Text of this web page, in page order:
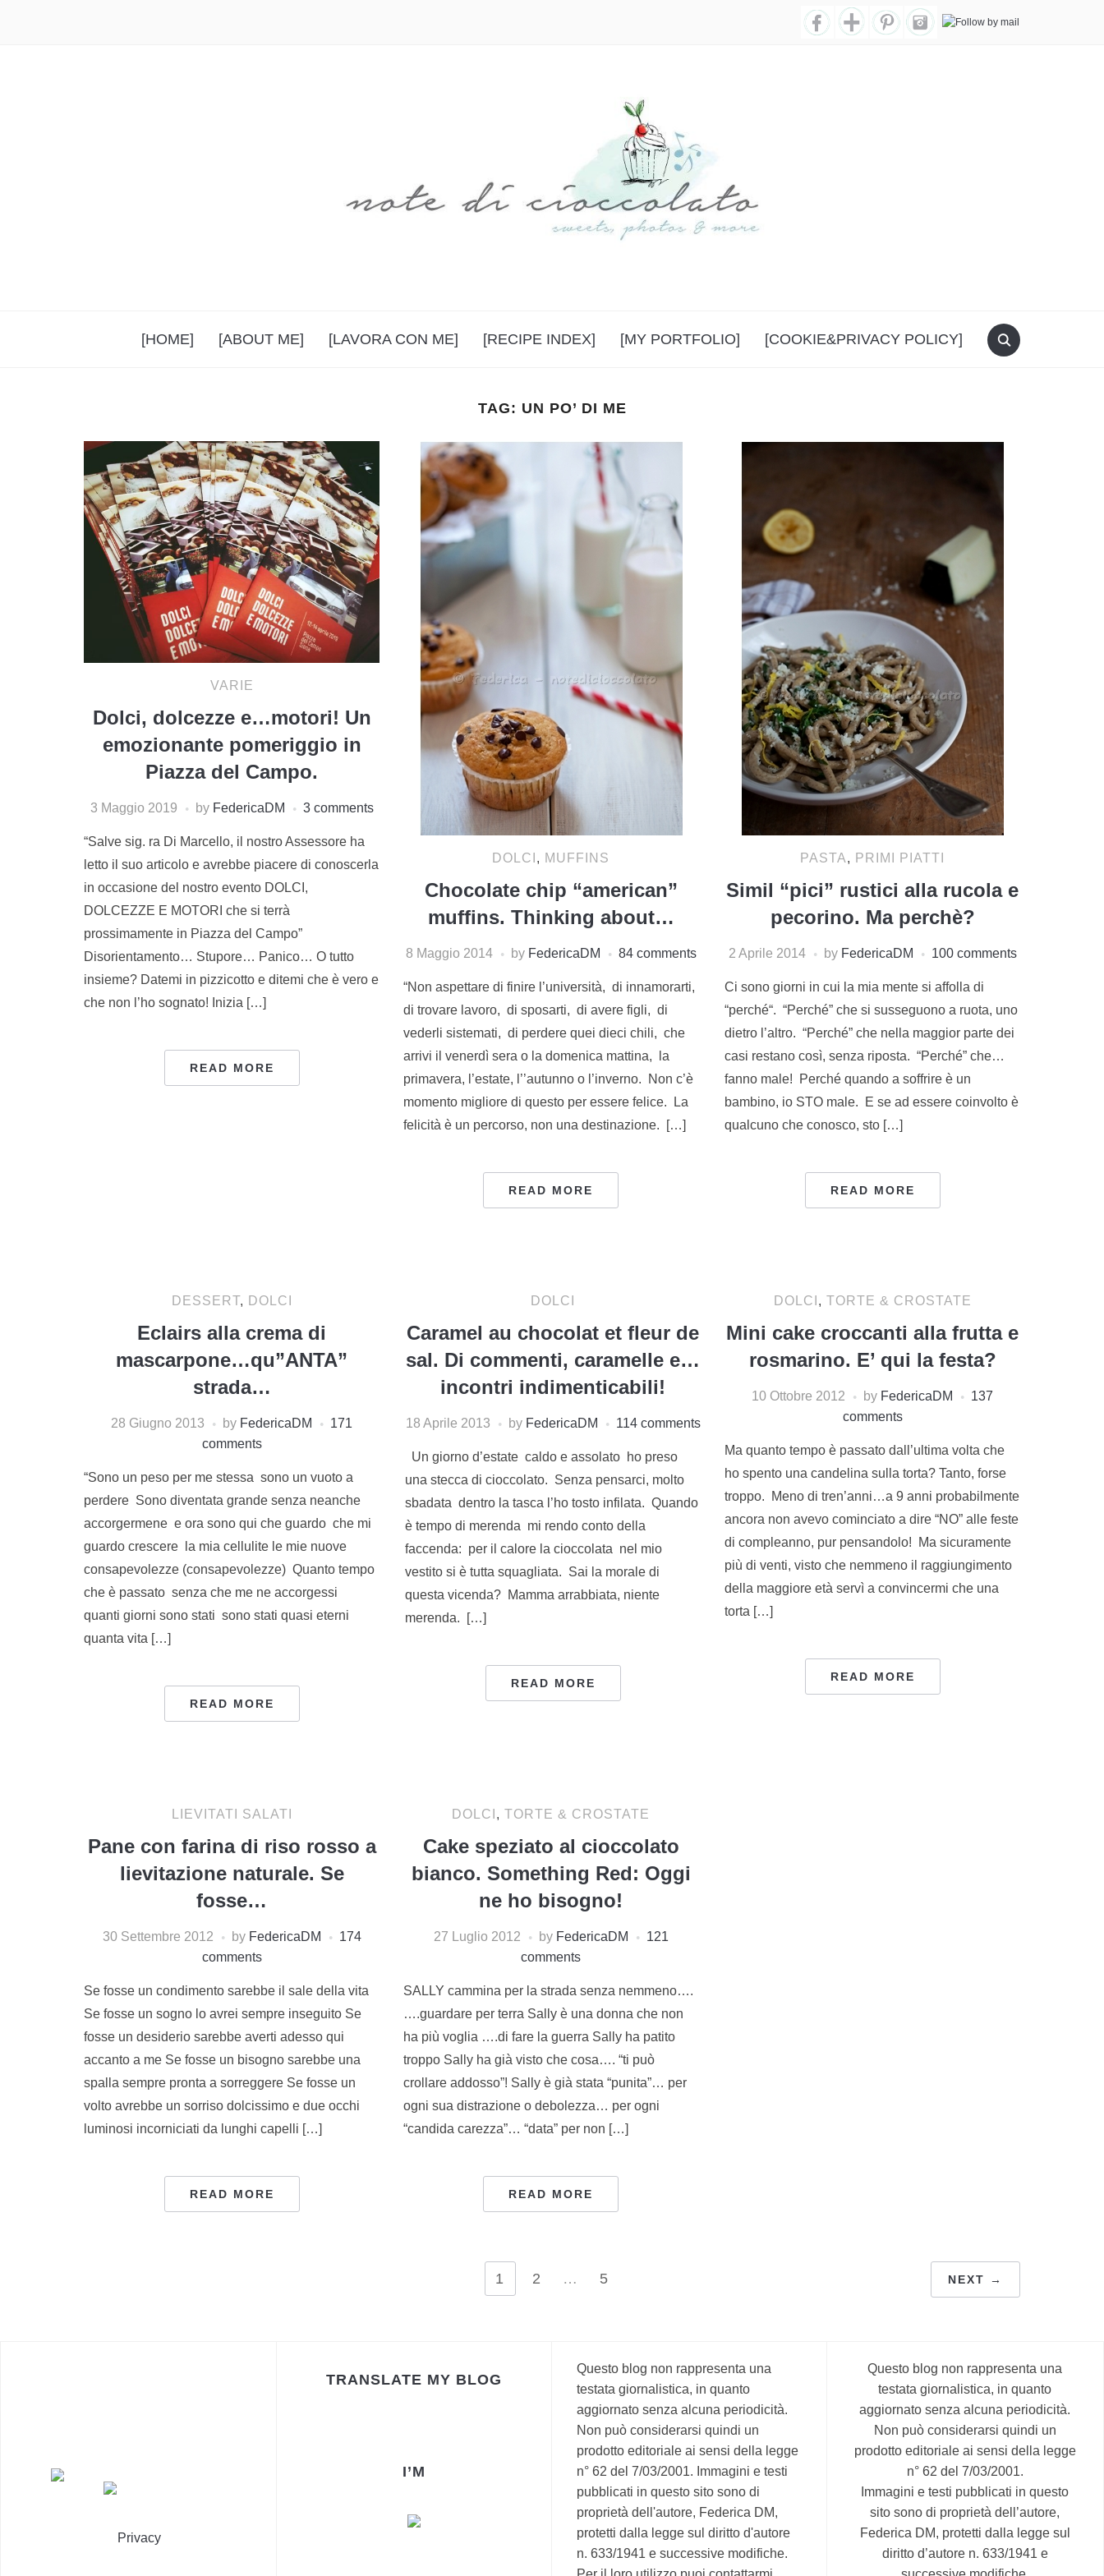
[HOME] [ABOUT ME] [LAVORA CON ME] [RECIPE INDEX] [MY PORTFOLIO] [COOKIE&PRIVACY POLICY]
TAG: UN PO’ DI ME
VARIE
Dolci, dolcezze e…motori! Un
emozionante pomeriggio in
Piazza del Campo.
3 Maggio 2019 by FedericaDM 3 comments
“Salve sig. ra Di Marcello, il nostro Assessore ha
letto il suo articolo e avrebbe piacere di conoscerla
in occasione del nostro evento DOLCI,
DOLCEZZE E MOTORI che si terrà
prossimamente in Piazza del Campo”
Disorientamento… Stupore… Panico… O tutto
insieme? Datemi in pizzicotto e ditemi che è vero e
che non l’ho sognato! Inizia […]
READ MORE
DOLCI , MUFFINS
Chocolate chip “american”
muffins. Thinking about…
8 Maggio 2014 by FedericaDM 84 comments
“Non aspettare di finire l’università, di innamorarti,
di trovare lavoro, di sposarti, di avere figli, di
vederli sistemati, di perdere quei dieci chili, che
arrivi il venerdì sera o la domenica mattina, la
primavera, l’estate, l’’autunno o l’inverno. Non c’è
momento migliore di questo per essere felice. La
felicità è un percorso, non una destinazione. […]
READ MORE
PASTA, PRIMI PIATTI
Simil “pici” rustici alla rucola e
pecorino. Ma perchè?
2 Aprile 2014 by FedericaDM 100 comments
Ci sono giorni in cui la mia mente si affolla di
“perché“. “Perché” che si susseguono a ruota, uno
dietro l’altro. “Perché” che nella maggior parte dei
casi restano così, senza riposta. “Perché” che…
fanno male! Perché quando a soffrire è un
bambino, io STO male. E se ad essere coinvolto è
qualcuno che conosco, sto […]
READ MORE
DESSERT, DOLCI
Eclairs alla crema di
mascarpone…qu”ANTA”
strada…
28 Giugno 2013 by FedericaDM
171
comments
“Sono un peso per me stessa sono un vuoto a
perdere Sono diventata grande senza neanche
accorgermene e ora sono qui che guardo che mi
guardo crescere la mia cellulite le mie nuove
consapevolezze (consapevolezze) Quanto tempo
che è passato senza che me ne accorgessi
quanti giorni sono stati sono stati quasi eterni
quanta vita […]
READ MORE
DOLCI
Caramel au chocolat et fleur de
sal. Di commenti, caramelle e…
incontri indimenticabili!
18 Aprile 2013 by FedericaDM 114 comments
Un giorno d’estate caldo e assolato ho preso
una stecca di cioccolato. Senza pensarci, molto
sbadata dentro la tasca l’ho tosto infilata. Quando
è tempo di merenda mi rendo conto della
faccenda: per il calore la cioccolata nel mio
vestito si è tutta squagliata. Sai la morale di
questa vicenda? Mamma arrabbiata, niente
merenda. […]
READ MORE
DOLCI , TORTE & CROSTATE
Mini cake croccanti alla frutta e
rosmarino. E’ qui la festa?
10 Ottobre 2012 by FedericaDM
137
comments
Ma quanto tempo è passato dall’ultima volta che
ho spento una candelina sulla torta? Tanto, forse
troppo. Meno di tren’anni…a 9 anni probabilmente
ancora non avevo cominciato a dire “NO” alle feste
di compleanno, pur pensandolo! Ma sicuramente
più di venti, visto che nemmeno il raggiungimento
della maggiore età servì a convincermi che una
torta […]
READ MORE
LIEVITATI SALATI
Pane con farina di riso rosso a
lievitazione naturale. Se
fosse…
30 Settembre 2012 by FedericaDM
174
comments
Se fosse un condimento sarebbe il sale della vita
Se fosse un sogno lo avrei sempre inseguito Se
fosse un desiderio sarebbe averti adesso qui
accanto a me Se fosse un bisogno sarebbe una
spalla sempre pronta a sorreggere Se fosse un
volto avrebbe un sorriso dolcissimo e due occhi
luminosi incorniciati da lunghi capelli […]
READ MORE
DOLCI ,TORTE & CROSTATE
Cake speziato al cioccolato
bianco. Something Red: Oggi
ne ho bisogno!
27 Luglio 2012 by FedericaDM
121
comments
SALLY cammina per la strada senza nemmeno….
….guardare per terra Sally è una donna che non
ha più voglia ….di fare la guerra Sally ha patito
troppo Sally ha già visto che cosa…. “ti può
crollare addosso”! Sally è già stata “punita”… per
ogni sua distrazione o debolezza… per ogni
“candida carezza”… “data” per non […]
READ MORE
1 2 … 5 NEXT →
Privacy
TRANSLATE MY BLOG
I’M
Questo blog non rappresenta una
testata giornalistica, in quanto
aggiornato senza alcuna periodicità.
Non può considerarsi quindi un
prodotto editoriale ai sensi della legge
n° 62 del 7/03/2001. Immagini e testi
pubblicati in questo sito sono di
proprietà dell'autore, Federica DM,
protetti dalla legge sul diritto d'autore
n. 633/1941 e successive modifiche.
Questo blog non rappresenta una
testata giornalistica, in quanto
aggiornato senza alcuna periodicità.
Non può considerarsi quindi un
prodotto editoriale ai sensi della legge
n° 62 del 7/03/2001.
Immagini e testi pubblicati in questo
sito sono di proprietà dell’autore,
Federica DM, protetti dalla legge sul
diritto d’autore n. 633/1941 e